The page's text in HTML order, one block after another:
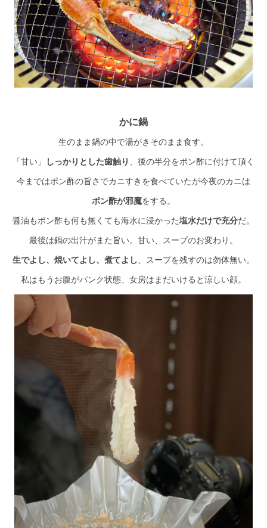
かに鍋
生のまま鍋の中で湯がきそのまま食す。
「甘い」 しっかりとした歯触り 、後の半分をポン酢に付けて頂く
今まではポン酢の旨さでカニすきを食べていたが今夜のカニは
ポン酢が邪魔をする。
醤油もポン酢も何も無くても海水に浸かった塩水だけで充分だ。
最後は鍋の出汁がまた旨い。甘い、スープのお変わり。
生でよし、焼いてよし、煮てよし、スープを残すのは勿体無い。
私はもうお腹がパンク状態、女房はまだいけると涼しい顔。